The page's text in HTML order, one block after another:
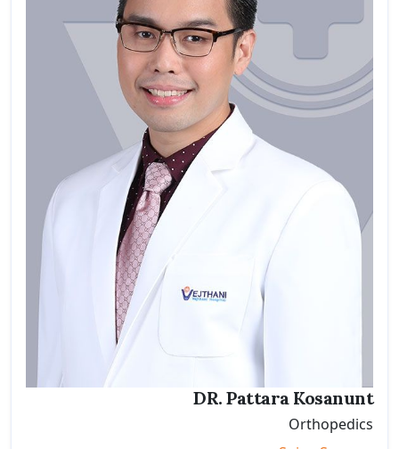
DR. Pattara Kosanunt
Orthopedics